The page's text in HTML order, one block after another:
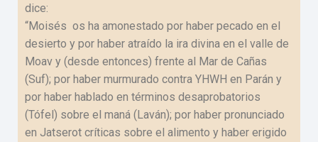
dice:
“Moisés os ha amonestado por haber pecado en el
desierto y por haber atraído la ira divina en el valle de
Moav y (desde entonces) frente al Mar de Cañas
(Suf); por haber murmurado contra YHWH en Parán y
por haber hablado en términos desaprobatorios
(Tófel) sobre el maná (Laván); por haber pronunciado
en Jatserot críticas sobre el alimento y haber erigido